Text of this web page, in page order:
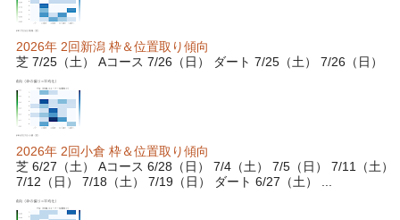
2026年 2回新潟 枠＆位置取り傾向
芝 7/25（土） Aコース 7/26（日） ダート 7/25（土） 7/26（日）
2026年 2回小倉 枠＆位置取り傾向
芝 6/27（土） Aコース 6/28（日） 7/4（土） 7/5（日） 7/11（土）
7/12（日） 7/18（土） 7/19（日） ダート 6/27（土） ...